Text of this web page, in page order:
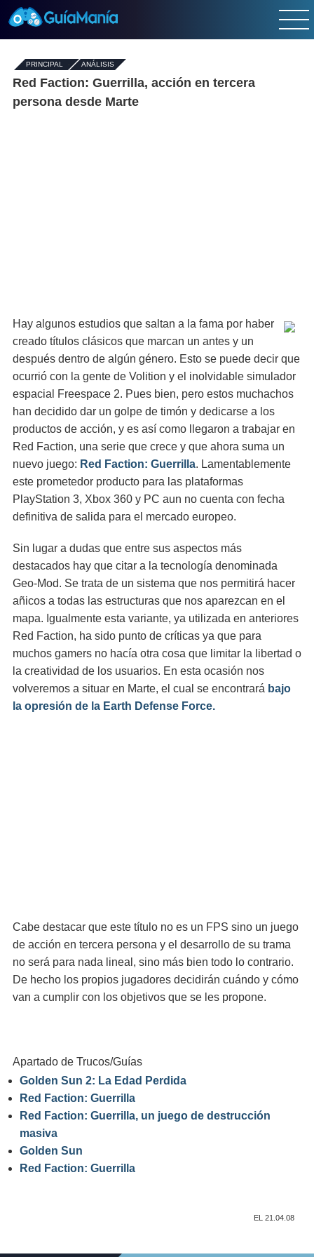
PRINCIPAL - ANÁLISIS
Red Faction: Guerrilla, acción en tercera
persona desde Marte
Hay algunos estudios que saltan a la fama por haber
creado títulos clásicos que marcan un antes y un
después dentro de algún género. Esto se puede decir que
ocurrió con la gente de Volition y el inolvidable simulador
espacial Freespace 2. Pues bien, pero estos muchachos
han decidido dar un golpe de timón y dedicarse a los
productos de acción, y es así como llegaron a trabajar en
Red Faction, una serie que crece y que ahora suma un
nuevo juego: Red Faction: Guerrilla. Lamentablemente
este prometedor producto para las plataformas
PlayStation 3, Xbox 360 y PC aun no cuenta con fecha
definitiva de salida para el mercado europeo.
Sin lugar a dudas que entre sus aspectos más
destacados hay que citar a la tecnología denominada
Geo-Mod. Se trata de un sistema que nos permitirá hacer
añicos a todas las estructuras que nos aparezcan en el
mapa. Igualmente esta variante, ya utilizada en anteriores
Red Faction, ha sido punto de críticas ya que para
muchos gamers no hacía otra cosa que limitar la libertad o
la creatividad de los usuarios. En esta ocasión nos
volveremos a situar en Marte, el cual se encontrará bajo
la opresión de la Earth Defense Force.
Cabe destacar que este título no es un FPS sino un juego
de acción en tercera persona y el desarrollo de su trama
no será para nada lineal, sino más bien todo lo contrario.
De hecho los propios jugadores decidirán cuándo y cómo
van a cumplir con los objetivos que se les propone.
Apartado de Trucos/Guías
Golden Sun 2: La Edad Perdida
Red Faction: Guerrilla
Red Faction: Guerrilla, un juego de destrucción
masiva
Golden Sun
Red Faction: Guerrilla
EL 21.04.08